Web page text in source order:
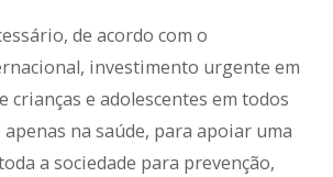
de acordo com o
investimento urgente em
crianças e adolescentes em todos
na saúde, para apoiar uma
a sociedade para prevenção,